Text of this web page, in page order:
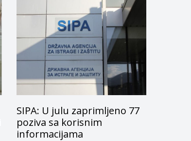
SIPA: U julu zaprimljeno 77
poziva sa korisnim
informacijama